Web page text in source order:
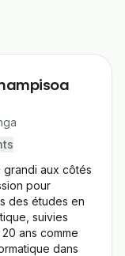
s
grandi aux côtés
pour
des études en
suivies
ans comme
dans